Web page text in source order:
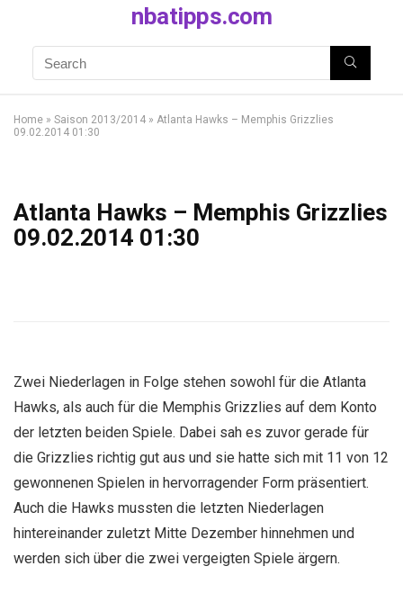
nbatipps.com
Home » Saison 2013/2014 » Atlanta Hawks – Memphis Grizzlies
09.02.2014 01:30
Atlanta Hawks – Memphis Grizzlies
09.02.2014 01:30
Zwei Niederlagen in Folge stehen sowohl für die Atlanta
Hawks, als auch für die Memphis Grizzlies auf dem Konto
der letzten beiden Spiele. Dabei sah es zuvor gerade für
die Grizzlies richtig gut aus und sie hatte sich mit 11 von 12
gewonnenen Spielen in hervorragender Form präsentiert.
Auch die Hawks mussten die letzten Niederlagen
hintereinander zuletzt Mitte Dezember hinnehmen und
werden sich über die zwei vergeigten Spiele ärgern.